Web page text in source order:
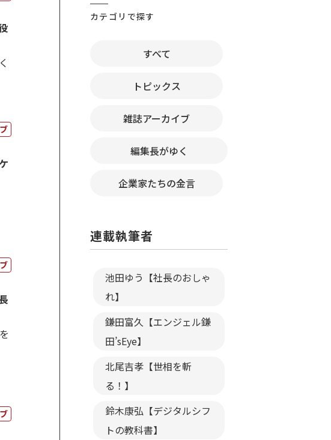
カテゴリで探す
すべて
トピックス
雑誌アーカイブ
編集長がゆく
企業家たちの金言
連載執筆者
池田ゆう【社長のおしゃ
れ】
鎌田富久【エンジェル鎌
田’sEye】
北尾吉孝【世相を斬
る！】
鈴木康弘【デジタルシフ
トの教科書】